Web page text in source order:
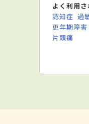
よく利用
認知症 過
更年期障害
片頭痛